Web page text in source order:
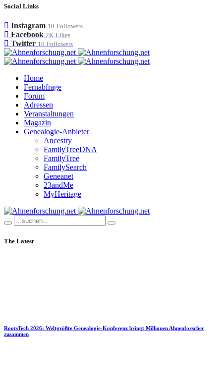
Social Links
Instagram 10 Followers
Facebook 2K Likes
Twitter 10 Followers
Home
Fernabfrage
Forum
Adressen
Veranstaltungen
Magazin
Genealogie-Anbieter
Ancestry
FamilyTreeDNA
FamilyTree
FamilySearch
Geneanet
23andMe
MyHeritage
The Latest
RootsTech 2026: Weltgrößte Genealogie-Konferenz bringt Millionen Ahnenforscher
zusammen